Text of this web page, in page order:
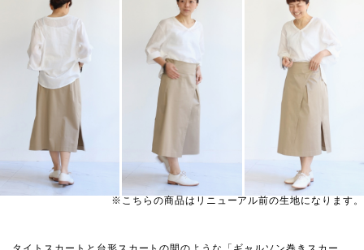
※こちらの商品はリニューアル前の生地になります。